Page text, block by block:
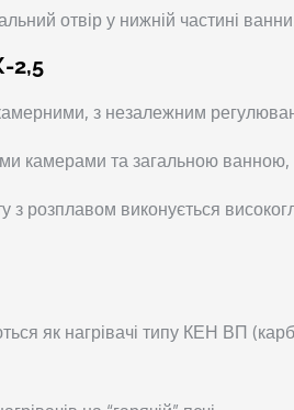
отвір у нижній частині
2,5
з незалежним
камерами та загальною
з розплавом виконується
як нагрівачі типу КЕН ВП